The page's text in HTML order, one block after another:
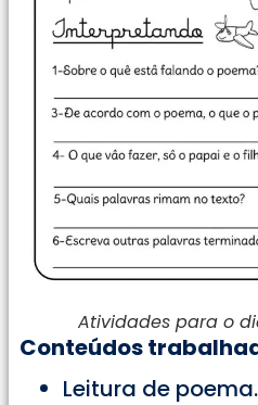
Atividades para o
Conteúdos
Leitura de poema.